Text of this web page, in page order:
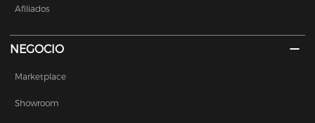
Afiliados
NEGOCIO
Marketplace
Showroom